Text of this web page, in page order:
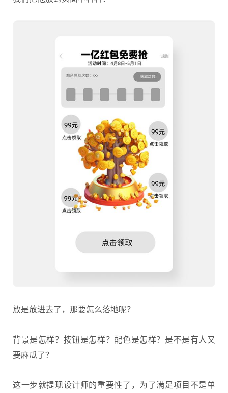
放是放进去了，那要怎么落地呢？
背景是怎样？按钮是怎样？配色是怎样？是不是有人又
要麻瓜了？
这一步就提现设计师的重要性了，为了满足项目不是单